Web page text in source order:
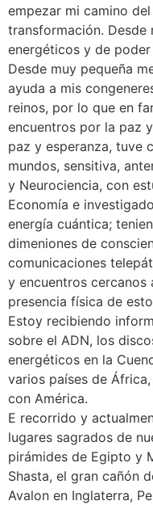
empezar mi camino
transformación. Desde
energéticos y de
Desde muy pequeña
ayuda a mis
reinos, por lo que en
encuentros por la paz
paz y esperanza, tuve
mundos, sensitiva,
y Neurociencia, con
Economía e
energía cuántica;
dimeniones de
comunicaciones
y encuentros cercanos
presencia física de
Estoy recibiendo
sobre el ADN, los
energéticos en la
varios países de
con América.
E recorrido y
lugares sagrados de
pirámides de Egipto y
Shasta, el gran cañón
Avalon en Inglaterra,